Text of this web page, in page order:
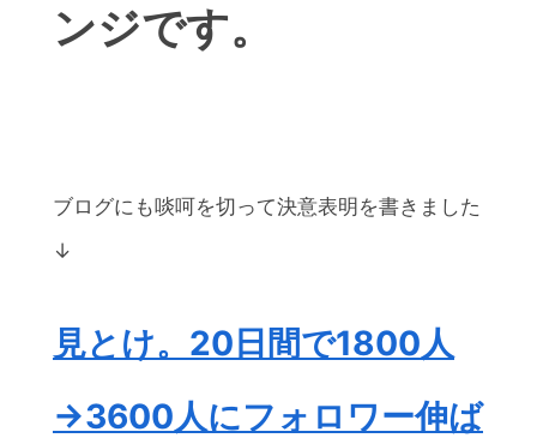
ンジです。
ブログにも啖呵を切って決意表明を書きました
↓
見とけ。20日間で1800人
→3600人にフォロワー伸ば